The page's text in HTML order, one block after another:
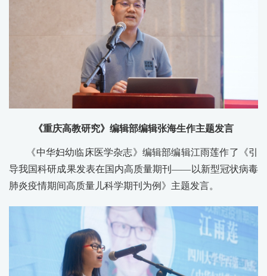
《重庆高教研究》编辑部编辑张海生作主题发言
《中华妇幼临床医学杂志》编辑部编辑江雨莲作了《引
导我国科研成果发表在国内高质量期刊——以新型冠状病毒
肺炎疫情期间高质量儿科学期刊为例》主题发言。